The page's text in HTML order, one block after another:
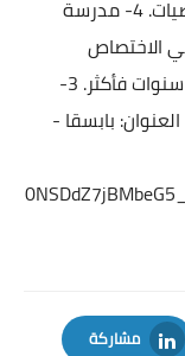
إسلامية. 2- مدرسة فيزياء. 3- مدرسة رياضيات. 4- مدرسة
في الاختصاص
المطلوب. 2- خبرة في مجال التدريس ثلاث سنوات فأكثر. 3-
بابسقا -
مشاركة